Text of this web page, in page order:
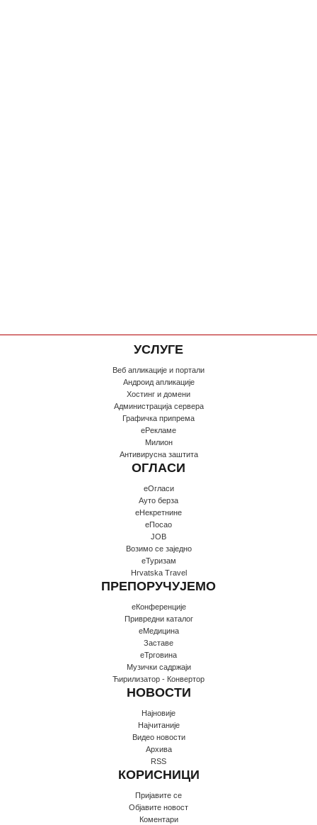
УСЛУГЕ
Веб апликације и портали
Андроид апликације
Хостинг и домени
Администрација сервера
Графичка припрема
еРекламе
Милион
Антивирусна заштита
ОГЛАСИ
еОгласи
Ауто берза
еНекретнине
еПосао
JOB
Возимо се заједно
еТуризам
Hrvatska Travel
ПРЕПОРУЧУЈЕМО
еКонференције
Привредни каталог
еМедицина
Заставе
еТрговина
Музички садржаји
Ћирилизатор - Конвертор
НОВОСТИ
Најновије
Најчитаније
Видео новости
Архива
RSS
КОРИСНИЦИ
Пријавите се
Oбјавите новост
Коментари